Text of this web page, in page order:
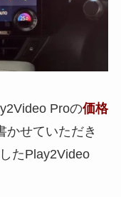
Proの価格
かせていただき
たPlay2Video